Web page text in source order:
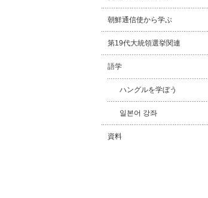
朝鮮通信使から学ぶ
第19代大統領選挙関連
語学
ハングルを学ぼう
일본어 강좌
資料